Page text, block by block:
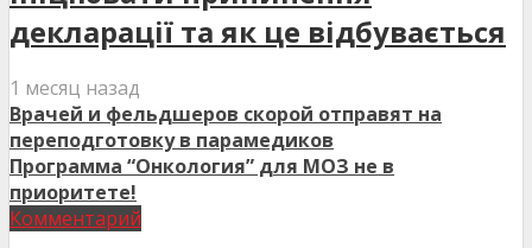
декларації та як це відбувається
1 месяц назад
Врачей и фельдшеров скорой отправят на
переподготовку в парамедиков
Программа “Онкология” для МОЗ не в
приоритете!
Комментарий